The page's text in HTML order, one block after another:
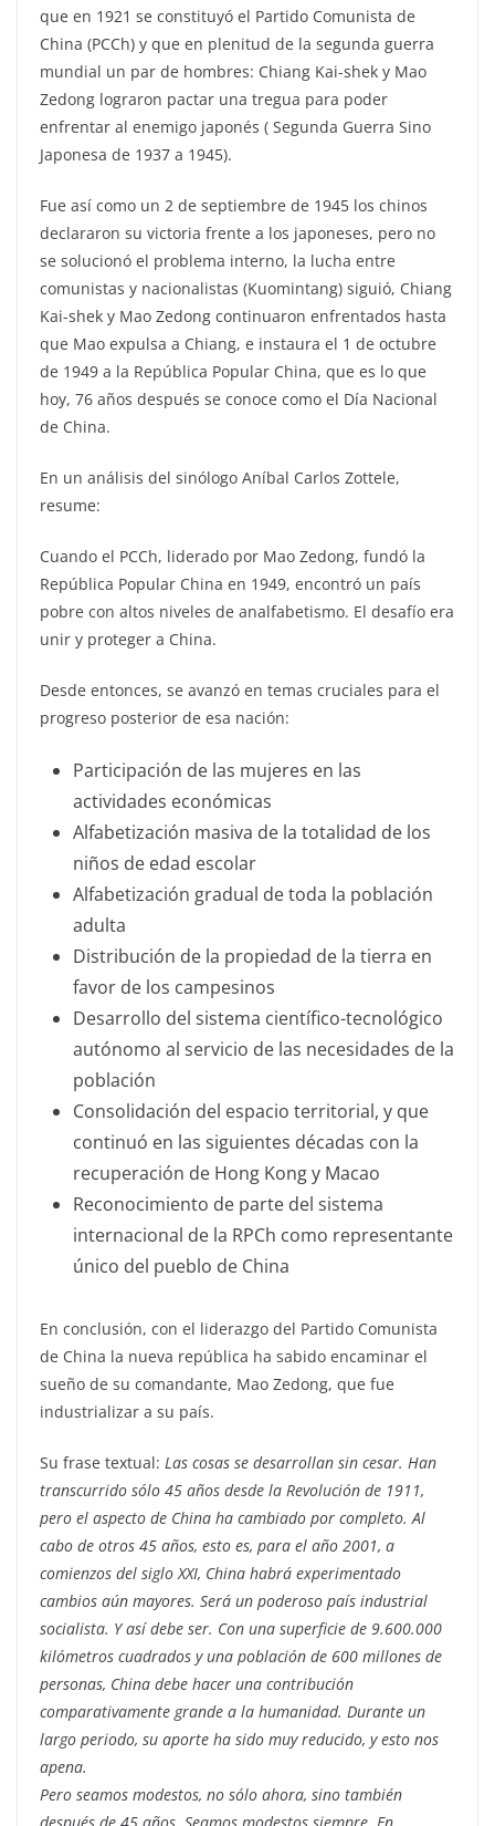
que en 1921 se constituyó el Partido Comunista de
China (PCCh) y que en plenitud de la segunda guerra
mundial un par de hombres: Chiang Kai-shek y Mao
Zedong lograron pactar una tregua para poder
enfrentar al enemigo japonés ( Segunda Guerra Sino
Japonesa de 1937 a 1945).
Fue así como un 2 de septiembre de 1945 los chinos
declararon su victoria frente a los japoneses, pero no
se solucionó el problema interno, la lucha entre
comunistas y nacionalistas (Kuomintang) siguió, Chiang
Kai-shek y Mao Zedong continuaron enfrentados hasta
que Mao expulsa a Chiang, e instaura el 1 de octubre
de 1949 a la República Popular China, que es lo que
hoy, 76 años después se conoce como el Día Nacional
de China.
En un análisis del sinólogo Aníbal Carlos Zottele,
resume:
Cuando el PCCh, liderado por Mao Zedong, fundó la
República Popular China en 1949, encontró un país
pobre con altos niveles de analfabetismo. El desafío era
unir y proteger a China.
Desde entonces, se avanzó en temas cruciales para el
progreso posterior de esa nación:
Participación de las mujeres en las
actividades económicas
Alfabetización masiva de la totalidad de los
niños de edad escolar
Alfabetización gradual de toda la población
adulta
Distribución de la propiedad de la tierra en
favor de los campesinos
Desarrollo del sistema científico-tecnológico
autónomo al servicio de las necesidades de la
población
Consolidación del espacio territorial, y que
continuó en las siguientes décadas con la
recuperación de Hong Kong y Macao
Reconocimiento de parte del sistema
internacional de la RPCh como representante
único del pueblo de China
En conclusión, con el liderazgo del Partido Comunista
de China la nueva república ha sabido encaminar el
sueño de su comandante, Mao Zedong, que fue
industrializar a su país.
Su frase textual: Las cosas se desarrollan sin cesar. Han
transcurrido sólo 45 años desde la Revolución de 1911,
pero el aspecto de China ha cambiado por completo. Al
cabo de otros 45 años, esto es, para el año 2001, a
comienzos del siglo XXI, China habrá experimentado
cambios aún mayores. Será un poderoso país industrial
socialista. Y así debe ser. Con una superficie de 9.600.000
kilómetros cuadrados y una población de 600 millones de
personas, China debe hacer una contribución
comparativamente grande a la humanidad. Durante un
largo periodo, su aporte ha sido muy reducido, y esto nos
apena.
Pero seamos modestos, no sólo ahora, sino también